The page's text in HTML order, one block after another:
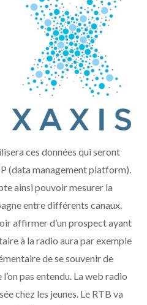
ces données qui seront
(data management platform).
ainsi pouvoir mesurer la
entre différents canaux.
affirmer d’un prospect ayant
à la radio aura par exemple
de se souvenir de
l’on pas entendu. La web radio
chez les jeunes. Le RTB va